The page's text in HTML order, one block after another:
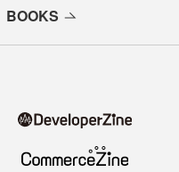
BOOKS